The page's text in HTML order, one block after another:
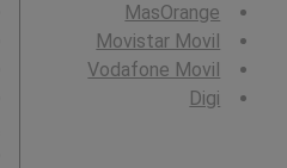
MasOrange
Movistar Movil
Vodafone Movil
Digi